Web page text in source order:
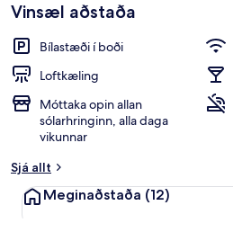
Vinsæl aðstaða
Bílastæði í boði
Loftkæling
Móttaka opin allan
sólarhringinn, alla daga
vikunnar
Sjá allt
Meginaðstaða (12)